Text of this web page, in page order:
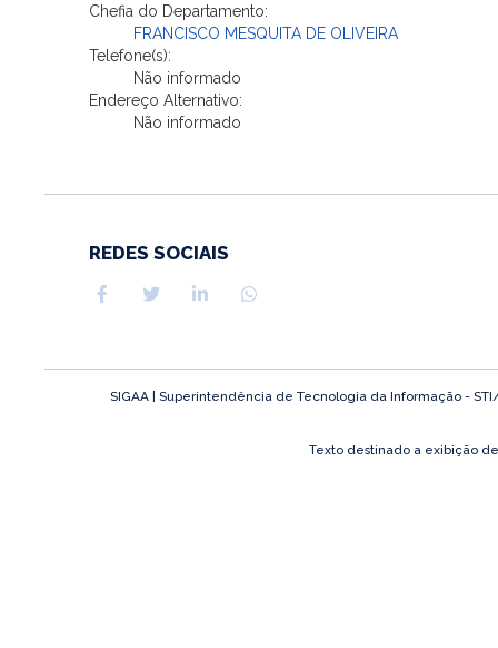
Chefia do Departamento:
FRANCISCO MESQUITA DE OLIVEIRA
Telefone(s):
Não informado
Endereço Alternativo:
Não informado
REDES SOCIAIS
SIGAA | Superintendência de Tecnologia da Informação -
Texto destinado a exibição